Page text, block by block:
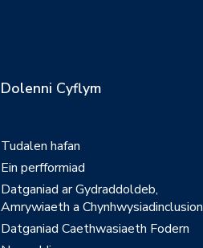
Dolenni Cyflym
Tudalen hafan
Ein perfformiad
Datganiad ar Gydraddoldeb,
Amrywiaeth a Chynhwysiadinclusion
Datganiad Caethwasiaeth Fodern